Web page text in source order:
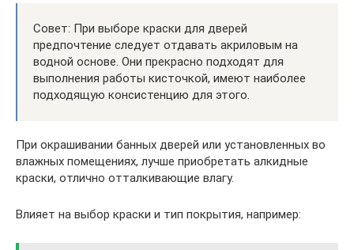
Совет: При выборе краски для дверей
предпочтение следует отдавать акриловым на
водной основе. Они прекрасно подходят для
выполнения работы кисточкой, имеют наиболее
подходящую консистенцию для этого.
При окрашивании банных дверей или установленных во
влажных помещениях, лучше приобретать алкидные
краски, отлично отталкивающие влагу.
Влияет на выбор краски и тип покрытия, например: